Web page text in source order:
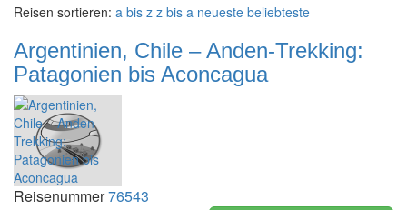
Reisen sortieren: a bis z z bis a neueste beliebteste
Argentinien, Chile – Anden-Trekking:
Patagonien bis Aconcagua
Reisenummer76543